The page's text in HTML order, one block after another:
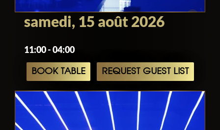
samedi, 15 août 2026
11:00 - 04:00
BOOK TABLE REQUEST GUEST LIST